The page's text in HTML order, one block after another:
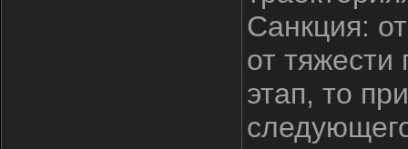
Санкция:
от
этап, то